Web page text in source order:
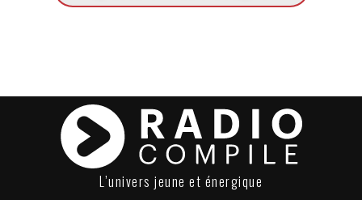
L’univers jeune et énergique